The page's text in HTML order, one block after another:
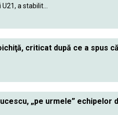
a stabilit...
criticat după ce a spus
„pe urmele” echipelor